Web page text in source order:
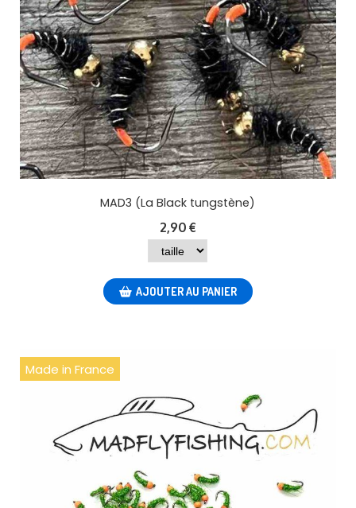
MAD3 (La Black tungstène)
2,90 €
AJOUTER AU PANIER
Made in France